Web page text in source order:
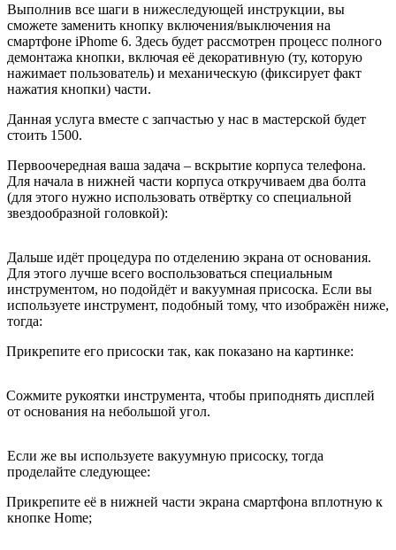
Выполнив все шаги в нижеследующей инструкции, вы
сможете заменить кнопку включения/выключения на
смартфоне iPhome 6. Здесь будет рассмотрен процесс полного
демонтажа кнопки, включая её декоративную (ту, которую
нажимает пользователь) и механическую (фиксирует факт
нажатия кнопки) части.
Данная услуга вместе с запчастью у нас в мастерской будет
стоить 1500.
Первоочередная ваша задача – вскрытие корпуса телефона.
Для начала в нижней части корпуса откручиваем два болта
(для этого нужно использовать отвёртку со специальной
звездообразной головкой):
Дальше идёт процедура по отделению экрана от основания.
Для этого лучше всего воспользоваться специальным
инструментом, но подойдёт и вакуумная присоска. Если вы
используете инструмент, подобный тому, что изображён ниже,
тогда:
Прикрепите его присоски так, как показано на картинке:
Сожмите рукоятки инструмента, чтобы приподнять дисплей
от основания на небольшой угол.
Если же вы используете вакуумную присоску, тогда
проделайте следующее:
Прикрепите её в нижней части экрана смартфона вплотную к
кнопке Home;